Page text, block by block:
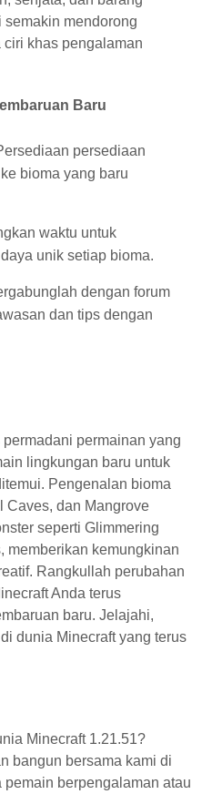
mendorong
khas pengalaman
Baru
persediaan
bioma yang baru
waktu untuk
unik setiap bioma.
dengan forum
dan tips dengan
permainan yang
lingkungan baru untuk
Pengenalan bioma
Caves, dan Mangrove
seperti Glimmering
memberikan kemungkinan
Rangkullah perubahan
Anda terus
baru. Jelajahi,
dunia Minecraft yang terus
Minecraft 1.21.51?
bangun bersama kami di
berpengalaman atau